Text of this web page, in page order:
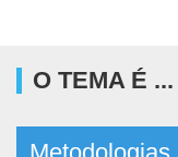
O TEMA É ...